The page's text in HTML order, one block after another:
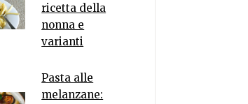
ricetta della
nonna e
varianti
Pasta alle
melanzane: